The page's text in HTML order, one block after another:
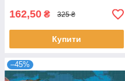
162,50 ₴ 325 ₴
Купити
–45%